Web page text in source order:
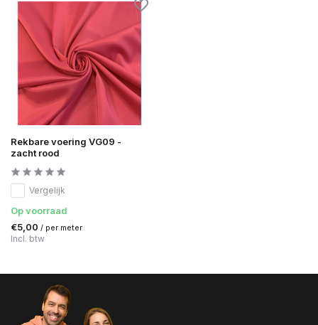
Rekbare voering VG09 -
zacht rood
Vergelijk
Op voorraad
€5,00 / per meter
Incl. btw